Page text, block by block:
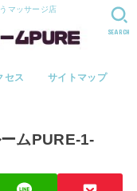
マッサージ店
セス サイトマップ
SEARCH
ムPURE-1-